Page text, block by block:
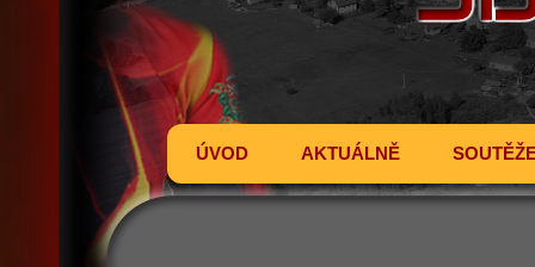
ÚVOD AKTUÁLNĚ